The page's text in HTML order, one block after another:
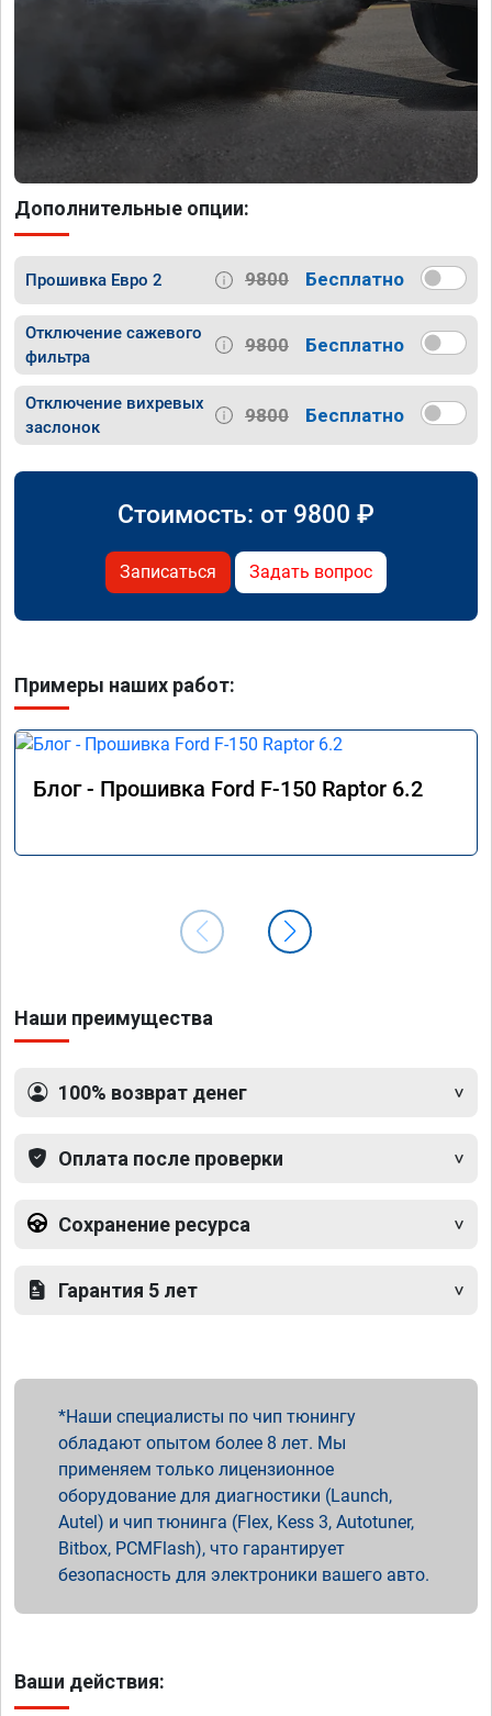
Дополнительные опции:
Прошивка Евро 2 9800 Бесплатно
Отключение сажевого
фильтра
9800 Бесплатно
Отключение вихревых
заслонок
9800 Бесплатно
Стоимость: от 9800 ₽
Записаться Задать вопрос
Примеры наших работ:
Блог - Прошивка Ford F-150 Raptor 6.2
Наши преимущества
100% возврат денег
Оплата после проверки
Сохранение ресурса
Гарантия 5 лет
Наши специалисты по чип тюнингу
обладают опытом более 8 лет. Мы
применяем только лицензионное
оборудование для диагностики (Launch,
Autel) и чип тюнинга (Flex, Kess 3, Autotuner,
Bitbox, PCMFlash), что гарантирует
безопасность для электроники вашего авто.
Ваши действия: